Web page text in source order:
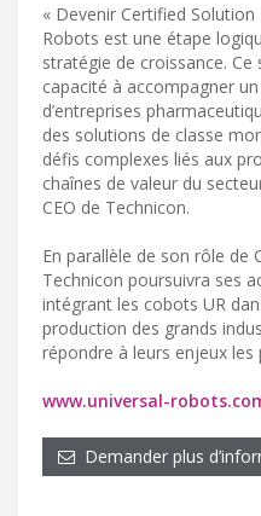
« Devenir Certified Solution
Robots est une étape
stratégie de croissance.
capacité à accompagner
d’entreprises
des solutions de classe
défis complexes liés aux
chaînes de valeur du
CEO de Technicon.
En parallèle de son rôle de
Technicon poursuivra ses
intégrant les cobots UR
production des grands
répondre à leurs enjeux les
www.universal-
Demander plus